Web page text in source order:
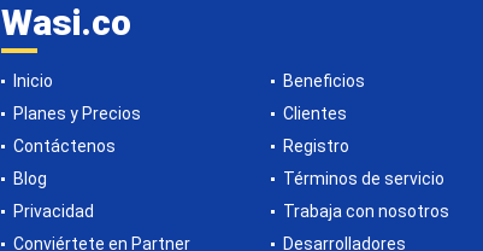
Wasi.co
Inicio
Beneficios
Planes y Precios
Clientes
Contáctenos
Registro
Blog
Términos de servicio
Privacidad
Trabaja con nosotros
Conviértete en Partner
Desarrolladores